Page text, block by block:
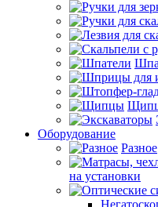
Оборудование
Разное
на установки